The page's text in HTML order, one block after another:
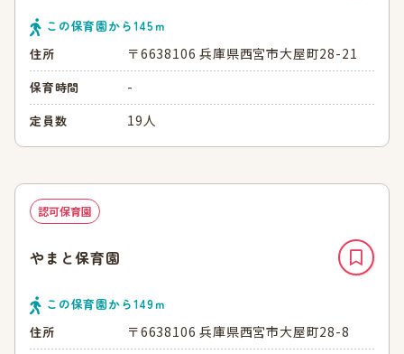
この保育園から145ｍ
住所
〒6638106 兵庫県西宮市大屋町28-21
保育時間 -
定員数 19人
認可保育園
やまと保育園
この保育園から149ｍ
住所
〒6638106 兵庫県西宮市大屋町28-8